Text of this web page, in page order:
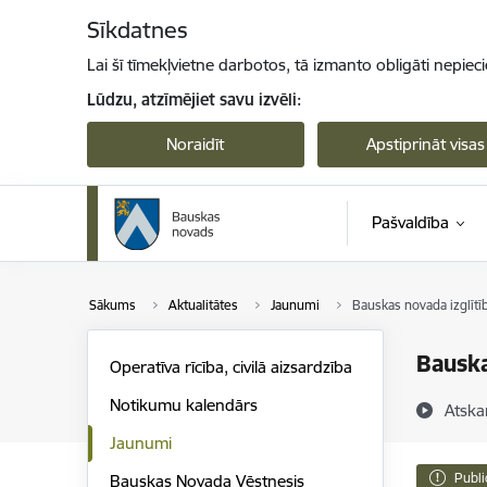
Sīkdatnes
Lai šī tīmekļvietne darbotos, tā izmanto obligāti
Lūdzu, atzīmējiet savu izvēli:
Noraidīt Apstiprināt visas
Pašvaldība
Sākums Aktualitātes Jaunumi Bauskas novada
Operatīva rīcība, civilā aizsardzība
Notikumu kalendārs
Jaunumi
Bauskas Novada Vēstnesis